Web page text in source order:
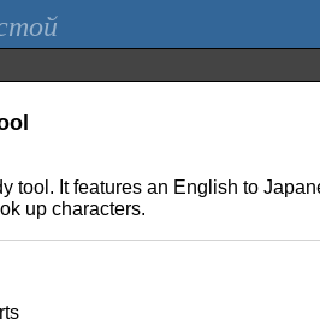
tool. It features an English to
up characters.